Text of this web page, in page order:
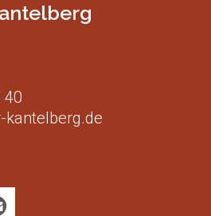
40
kantelberg.de